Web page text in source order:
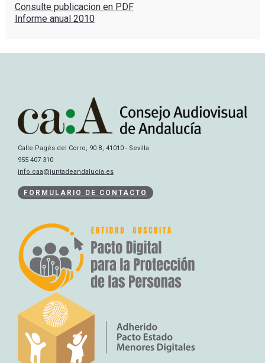
Consulte publicacion en PDF
Informe anual 2010
Calle Pagés del Corro, 90 B, 41010 - Sevilla
955 407 310
info.caa@juntadeandalucia.es
FORMULARIO DE CONTACTO